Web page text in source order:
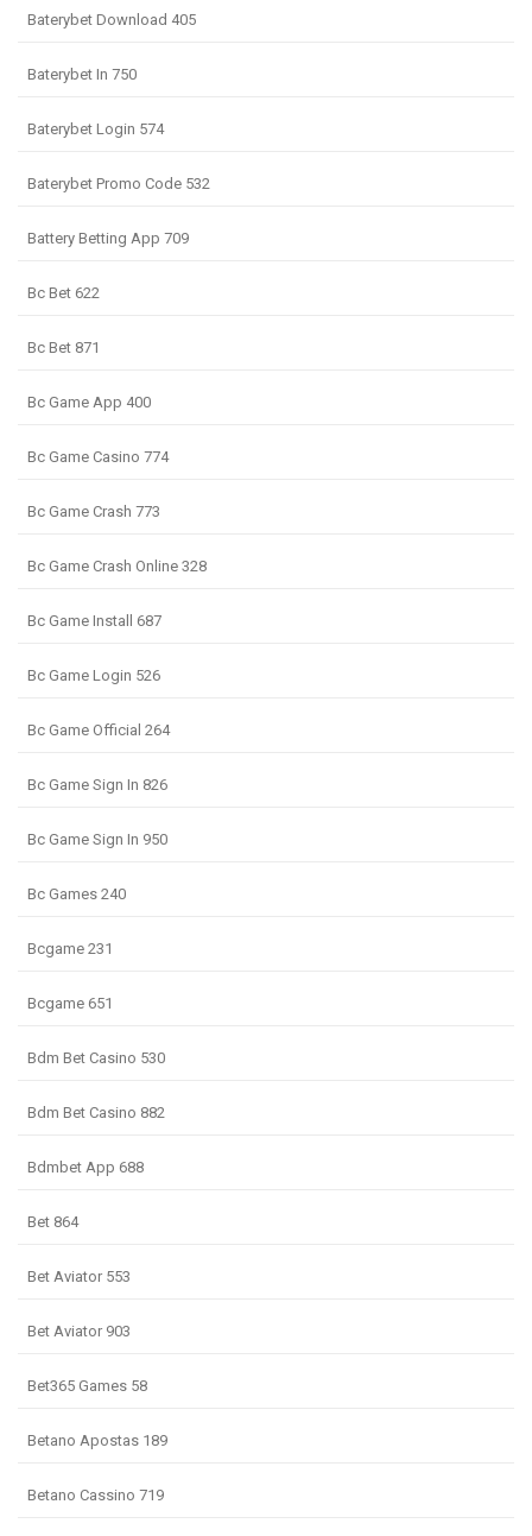
Baterybet Download 405
Baterybet In 750
Baterybet Login 574
Baterybet Promo Code 532
Battery Betting App 709
Bc Bet 622
Bc Bet 871
Bc Game App 400
Bc Game Casino 774
Bc Game Crash 773
Bc Game Crash Online 328
Bc Game Install 687
Bc Game Login 526
Bc Game Official 264
Bc Game Sign In 826
Bc Game Sign In 950
Bc Games 240
Bcgame 231
Bcgame 651
Bdm Bet Casino 530
Bdm Bet Casino 882
Bdmbet App 688
Bet 864
Bet Aviator 553
Bet Aviator 903
Bet365 Games 58
Betano Apostas 189
Betano Cassino 719